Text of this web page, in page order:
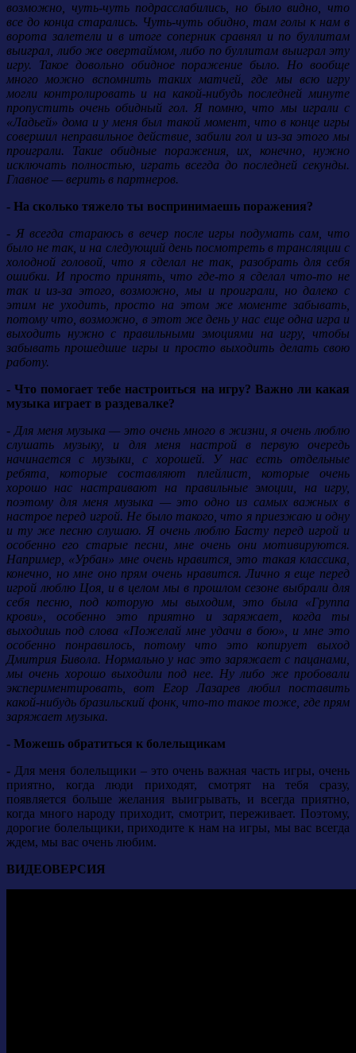
возможно, чуть-чуть подрасслабились, но было видно, что
все до конца старались. Чуть-чуть обидно, там голы к нам в
ворота залетели и в итоге соперник сравнял и по буллитам
выиграл, либо же овертаймом, либо по буллитам выиграл эту
игру. Такое довольно обидное поражение было. Но вообще
много можно вспомнить таких матчей, где мы всю игру
могли контролировать и на какой-нибудь последней минуте
пропустить очень обидный гол. Я помню, что мы играли с
«Ладьей» дома и у меня был такой момент, что в конце игры
совершил неправильное действие, забили гол и из-за этого мы
проиграли. Такие обидные поражения, их, конечно, нужно
исключать полностью, играть всегда до последней секунды.
Главное — верить в партнеров.
- На сколько тяжело ты воспринимаешь поражения?
- Я всегда стараюсь в вечер после игры подумать сам, что
было не так, и на следующий день посмотреть в трансляции с
холодной головой, что я сделал не так, разобрать для себя
ошибки. И просто принять, что где-то я сделал что-то не
так и из-за этого, возможно, мы и проиграли, но далеко с
этим не уходить, просто на этом же моменте забывать,
потому что, возможно, в этот же день у нас еще одна игра и
выходить нужно с правильными эмоциями на игру, чтобы
забывать прошедшие игры и просто выходить делать свою
работу.
- Что помогает тебе настроиться на игру? Важно ли какая
музыка играет в раздевалке?
- Для меня музыка — это очень много в жизни, я очень люблю
слушать музыку, и для меня настрой в первую очередь
начинается с музыки, с хорошей. У нас есть отдельные
ребята, которые составляют плейлист, которые очень
хорошо нас настраивают на правильные эмоции, на игру,
поэтому для меня музыка — это одно из самых важных в
настрое перед игрой. Не было такого, что я приезжаю и одну
и ту же песню слушаю. Я очень люблю Басту перед игрой и
особенно его старые песни, мне очень они мотивируются.
Например, «Урбан» мне очень нравится, это такая классика,
конечно, но мне оно прям очень нравится. Лично я еще перед
игрой люблю Цоя, и в целом мы в прошлом сезоне выбрали для
себя песню, под которую мы выходим, это была «Группа
крови», особенно это приятно и заряжает, когда ты
выходишь под слова «Пожелай мне удачи в бою», и мне это
особенно понравилось, потому что это копирует выход
Дмитрия Бивола. Нормально у нас это заряжает с пацанами,
мы очень хорошо выходили под нее. Ну либо же пробовали
экспериментировать, вот Егор Лазарев любил поставить
какой-нибудь бразильский фонк, что-то такое тоже, где прям
заряжает музыка.
- Можешь обратиться к болельщикам
- Для меня болельщики – это очень важная часть игры, очень
приятно, когда люди приходят, смотрят на тебя сразу,
появляется больше желания выигрывать, и всегда приятно,
когда много народу приходит, смотрит, переживает. Поэтому,
дорогие болельщики, приходите к нам на игры, мы вас всегда
ждем, мы вас очень любим.
ВИДЕОВЕРСИЯ